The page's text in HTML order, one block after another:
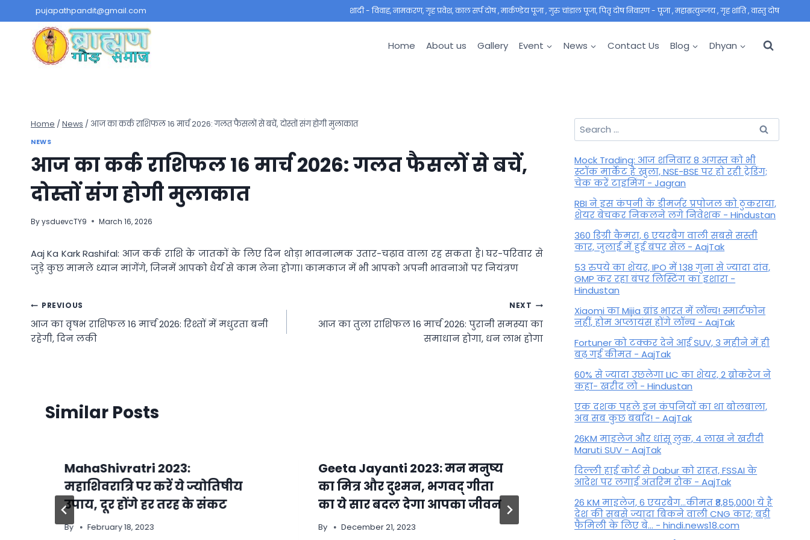
to
content
pujapathpandit@gmail.com शादी - विवाह, नामकरण, गृह प्रवेश, काल सर्प दोष , मार्कण्डेय पूजा , गुरु चांडाल पूजा, पितृ दोष निवारण - पूजा , महाम्रत्युन्जय , गृह शांति , वास्तु दोष
Home About us Gallery Event News Contact Us Blog Dhyan
Home / News / आज का कर्क राशिफल 16 मार्च 2026: गलत फैसलों से बचें, दोस्तों संग होगी मुलाकात
NEWS
आज का कर्क राशिफल 16 मार्च 2026: गलत फैसलों से बचें,
दोस्तों संग होगी मुलाकात
ByysduevcTY9 March 16, 2026
Aaj Ka Kark Rashifal: आज कर्क राशि के जातकों के लिए दिन थोड़ा भावनात्मक उतार-चढ़ाव वाला रह सकता है। घर-परिवार से
जुड़े कुछ मामले ध्यान मांगेंगे, जिनमें आपको धैर्य से काम लेना होगा। कामकाज में भी आपको अपनी भावनाओं पर नियंत्रण
Post
navigation
PREVIOUS
आज का वृषभ राशिफल 16 मार्च 2026: रिश्तों में मधुरता बनी
रहेगी, दिन लकी
NEXT
आज का तुला राशिफल 16 मार्च 2026: पुरानी समस्या का
समाधान होगा, धन लाभ होगा
Similar Posts
MahaShivratri 2023:
महाशिवरात्रि पर करें ये ज्योतिषीय
उपाय, दूर होंगे हर तरह के संकट
By February 18, 2023
Geeta Jayanti 2023: मन मनुष्य
का मित्र और दुश्मन, भगवद् गीता
का ये सार बदल देगा आपका जीवन
By December 21, 2023
Aaj Ka Panchang: दिन बुधवार,
जानिए आज के शुभ मुहूर्त
By September 3, 2025
Search
for:
Mock Trading: आज शनिवार 8 अगस्त को भी
स्टॉक मार्केट है खुला, NSE-BSE पर हो रही ट्रेडिंग;
चेक करें टाइमिंग - Jagran
RBI ने इस कंपनी के डीमर्जर प्रपोजल को ठुकराया,
शेयर बेचकर निकलने लगे निवेशक - Hindustan
360 डिग्री कैमरा, 6 एयरबैग वाली सबसे सस्ती
कार, जुलाई में हुई बंपर सेल - AajTak
53 रुपये का शेयर, IPO में 138 गुना से ज्यादा दांव,
GMP कर रहा बंपर लिस्टिंग का इशारा -
Hindustan
Xiaomi का Mijia ब्रांड भारत में लॉन्च! स्मार्टफोन
नहीं, होम अप्लायंस होंगे लॉन्च - AajTak
Fortuner को टक्कर देने आई SUV, 3 महीने में ही
बढ़ गई कीमत - AajTak
60% से ज्यादा उछलेगा LIC का शेयर, 2 ब्रोकरेज ने
कहा- खरीद लो - Hindustan
एक दशक पहले इन कंपनियों का था बोलबाला,
अब सब कुछ बर्बाद! - AajTak
26KM माइलेज और धांसू लुक, 4 लाख ने खरीदी
Maruti SUV - AajTak
दिल्ली हाई कोर्ट से Dabur को राहत, FSSAI के
आदेश पर लगाई अंतरिम रोक - AajTak
26 KM माइलेज, 6 एयरबैग...कीमत ₹8,85,000! ये है
देश की सबसे ज्यादा बिकने वाली CNG कार; बड़ी
फैमिली के लिए बे... - hindi.news18.com